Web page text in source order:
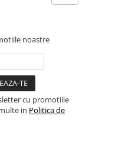
noastre
cu promotiile
in Politica de